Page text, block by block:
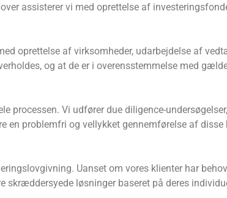
assisterer vi med oprettelse af
oprettelse af virksomheder, udarbejdelse af
og at de er i overensstemmelse med
processen. Vi udfører due diligence-
en problemfri og vellykket gennemførelse af disse
Uanset om vores klienter har
løsninger baseret på deres